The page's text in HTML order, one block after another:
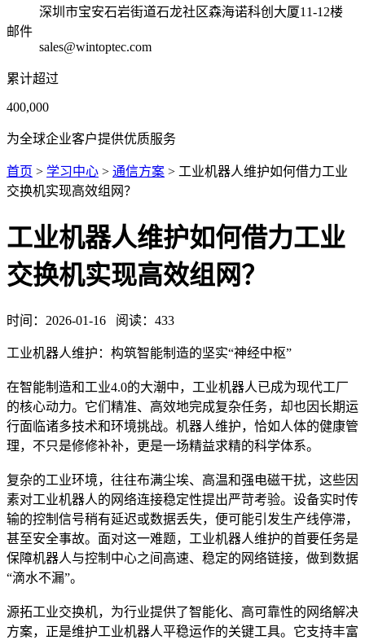
深圳市宝安石岩街道石龙社区森海诺科创大厦11-12楼
邮件
sales@wintoptec.com
累计超过
400,000
为全球企业客户提供优质服务
首页 > 学习中心 > 通信方案 > 工业机器人维护如何借力工业
交换机实现高效组网？
工业机器人维护如何借力工业
交换机实现高效组网？
时间： 2026-01-16 阅读： 433
工业机器人维护：构筑智能制造的坚实“神经中枢”
在智能制造和工业4.0的大潮中，工业机器人已成为现代工厂
的核心动力。它们精准、高效地完成复杂任务，却也因长期运
行面临诸多技术和环境挑战。机器人维护，恰如人体的健康管
理，不只是修修补补，更是一场精益求精的科学体系。
复杂的工业环境，往往布满尘埃、高温和强电磁干扰，这些因
素对工业机器人的网络连接稳定性提出严苛考验。设备实时传
输的控制信号稍有延迟或数据丢失，便可能引发生产线停滞，
甚至安全事故。面对这一难题，工业机器人维护的首要任务是
保障机器人与控制中心之间高速、稳定的网络链接，做到数据
“滴水不漏”。
源拓工业交换机，为行业提供了智能化、高可靠性的网络解决
方案，正是维护工业机器人平稳运作的关键工具。它支持丰富